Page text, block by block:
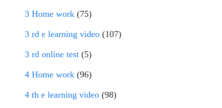
3 Home work (75)
3 rd e learning video (107)
3 rd online test (5)
4 Home work (96)
4 th e learning video (98)